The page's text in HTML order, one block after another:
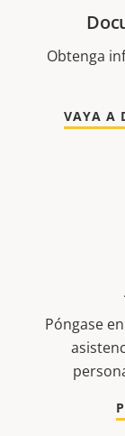
Obtenga
VAYA A
Póngase